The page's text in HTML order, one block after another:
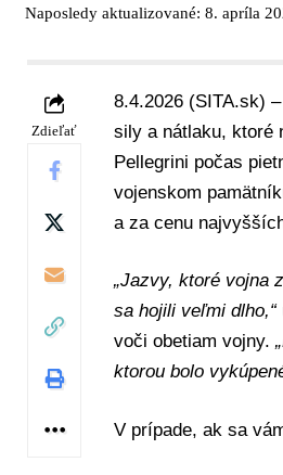
Naposledy aktualizované: 8. apríla
Zdieľať
8.4.2026 (SITA.sk)
sily a nátlaku, ktoré
Pellegrini počas
vojenskom
a za cenu
„Jazvy, ktoré vojna
sa hojili veľmi dlho,“
voči obetiam vojny.
ktorou bolo
V prípade, ak sa